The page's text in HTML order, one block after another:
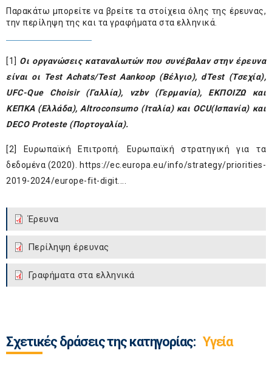
Παρακάτω μπορείτε να βρείτε τα στοίχεια όλης της έρευνας,
την περίληψη της και τα γραφήματα στα ελληνικά.
[1] Οι οργανώσεις καταναλωτών που συνέβαλαν στην έρευνα
είναι οι Test Achats/Test Aankoop (Βέλγιο), dTest (Τσεχία),
UFC-Que Choisir (Γαλλία), vzbv (Γερμανία), EKΠΟΙΖΩκαι
KEΠKA (Ελλάδα), Altroconsumo (Ιταλία) και OCU(Ισπανία) και
DECO Proteste (Πορτογαλία).
[2]
Ευρωπαϊκή Επιτροπή. Ευρωπαϊκή στρατηγική για τα
δεδομένα (2020). https://ec.europa.eu/info/strategy/priorities-
2019-2024/europe-fit-digit....
Έρευνα
Περίληψη έρευνας
Γραφήματα στα ελληνικά
Σχετικές δράσεις της κατηγορίας: Υγεία